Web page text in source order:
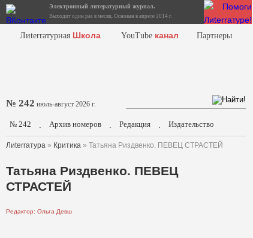
Электронный литературный журнал.
Выходит один раз в месяц. Основан в апреле 2014 г.
Лиterraтурная Школа YouTube канал Партнеры
№ 242 июль-август 2026 г.
№ 242 . Архив номеров . Редакция . Издательство
Лиterraтура » Критика » Татьяна Риздвенко. ПЕВЕЦ СТРАСТЕЙ
Татьяна Риздвенко. ПЕВЕЦ
СТРАСТЕЙ
Редактор: Ольга Девш